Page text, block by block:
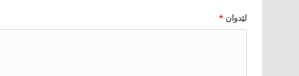
لێدوان *